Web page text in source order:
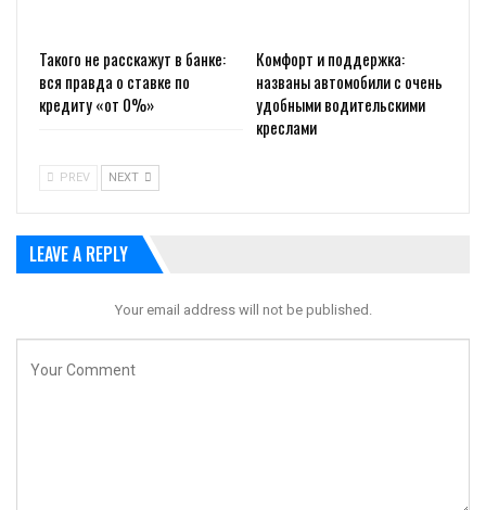
Такого не расскажут в банке:
вся правда о ставке по
кредиту «от 0%»
Комфорт и поддержка:
названы автомобили с очень
удобными водительскими
креслами
PREV NEXT
LEAVE A REPLY
Your email address will not be published.